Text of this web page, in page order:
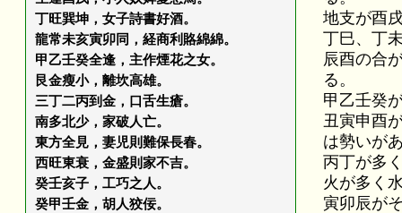
丁旺巽坤，女子詩書好酒。
龍常未亥寅卯同，経商利賂綿綿。
甲乙壬癸全逢，主作煙花之女。
艮金瘦小，離坎高雄。
三丁二丙到金，口舌生瘡。
南多北少，家破人亡。
東方全見，妻児則難保長春。
西旺東衰，金盛則家不吉。
癸壬亥子，工巧之人。
癸甲壬金，胡人狡佞。
地支が酉
丁巳、丁
辰酉の合
る。
甲乙壬癸
丑寅申酉
は勢いが
丙丁が多
火が多く
寅卯辰が